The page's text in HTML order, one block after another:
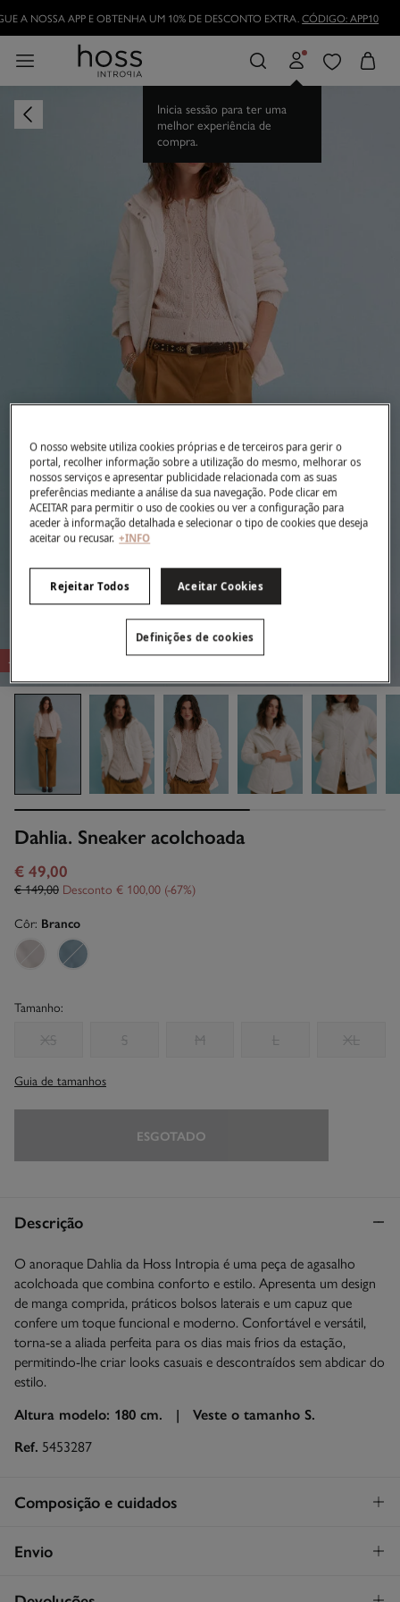
A NOSSA APP E OBTENHA UM 10% DE DESCONTO EXTRA.CÓDIGO: APP10
Inicia sessão para ter uma
melhor experiência de
compra.
-67%
Dahlia. Sneaker acolchoada
€ 49,00
€ 149,00 Desconto € 100,00 67
Côr: Branco
Tamanho:
XS S M L XL
Guia de tamanhos
ESGOTADO
Descrição
O anoraque Dahlia da Hoss Intropia é uma peça de agasalho
acolchoada que combina conforto e estilo. Apresenta um design
de manga comprida, práticos bolsos laterais e um capuz que
confere um toque funcional e moderno. Confortável e versátil,
torna-se a aliada perfeita para os dias mais frios da estação,
permitindo-lhe criar looks casuais e descontraídos sem abdicar do
estilo.
Altura modelo: 180 cm. | Veste o tamanho S.
Ref. 5453287
Composição e cuidados
Composição
Envio
STANDARD
O nosso website utiliza cookies próprias e de terceiros para gerir o
portal, recolher informação sobre a utilização do mesmo, melhorar os
nossos serviços e apresentar publicidade relacionada com as suas
preferências mediante a análise da sua navegação. Pode clicar em
ACEITAR para permitir o uso de cookies ou ver a configuração para
aceder à informação detalhada e selecionar o tipo de cookies que deseja
aceitar ou recusar. +INFO
Rejeitar Todos Aceitar Cookies
Definições de cookies